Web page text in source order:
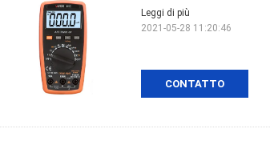
CONTATTO
Leggi di più
2021-05-28 11:20:46